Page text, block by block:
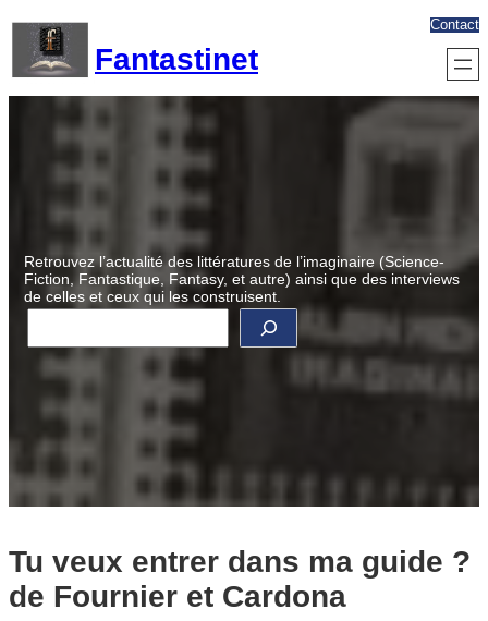
contenu
Fantastinet
Contact
Retrouvez l’actualité des littératures de l’imaginaire (Science-
Fiction, Fantastique, Fantasy, et autre) ainsi que des interviews
de celles et ceux qui les construisent.
R
c
Tu veux entrer dans ma guide ?
de Fournier et Cardona